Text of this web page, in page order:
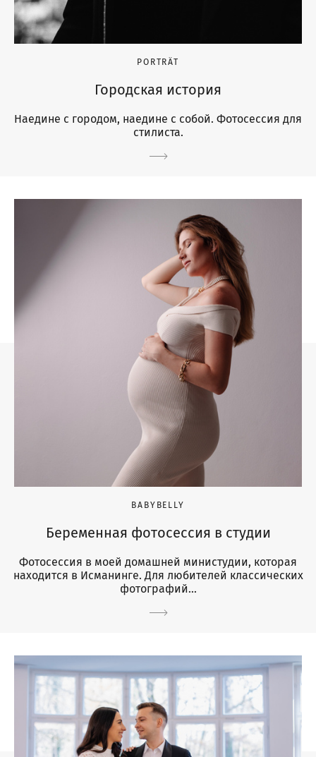
PORTRÄT
Городская история
Наедине с городом, наедине с собой. Фотосессия для
стилиста.
BABYBELLY
Беременная фотосессия в студии
Фотосессия в моей домашней министудии, которая
находится в Исманинге. Для любителей классических
фотографий...